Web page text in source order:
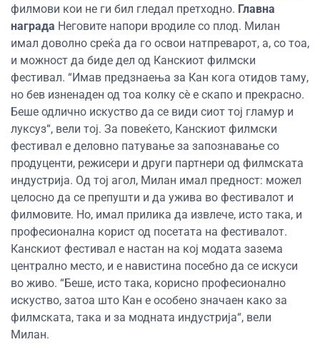
филмови кои не ги бил гледал претходно. Главна
награда Неговите напори вродиле со плод. Милан
имал доволно среќа да го освои натпреварот, а, со тоа,
и можност да биде дел од Канскиот филмски
фестивал. “Имав предзнаења за Кан кога отидов таму,
но бев изненаден од тоа колку сè е скапо и прекрасно.
Беше одлично искуство да се види сиот тој гламур и
луксуз“, вели тој. За повеќето, Канскиот филмски
фестивал е деловно патување за запознавање со
продуценти, режисери и други партнери од филмската
индустрија. Од тој агол, Милан имал предност: можел
целосно да се препушти и да ужива во фестивалот и
филмовите. Но, имал прилика да извлече, исто така, и
професионална корист од посетата на фестивалот.
Канскиот фестивал е настан на кој модата зазема
централно место, и е навистина посебно да се искуси
во живо. “Беше, исто така, корисно професионално
искуство, затоа што Кан е особено значаен како за
филмската, така и за модната индустрија“, вели
Милан.